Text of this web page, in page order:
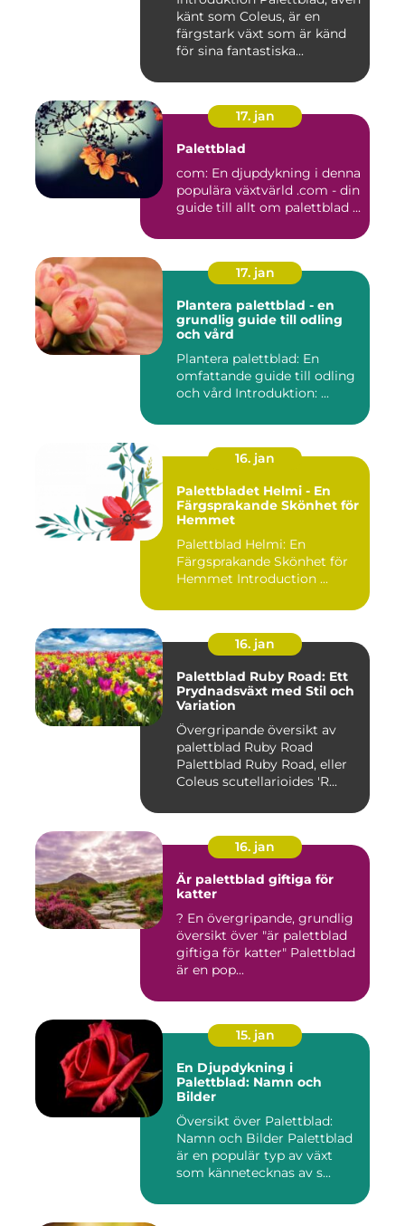
känt som Coleus, är en
färgstark växt som är känd
för sina fantastiska...
17. jan
Palettblad
com: En djupdykning i denna
populära växtvärld .com - din
guide till allt om palettblad ...
17. jan
Plantera palettblad - en
grundlig guide till odling
och vård
Plantera palettblad: En
omfattande guide till odling
och vård Introduktion: ...
16. jan
Palettbladet Helmi - En
Färgsprakande Skönhet för
Hemmet
Palettblad Helmi: En
Färgsprakande Skönhet för
Hemmet Introduction ...
16. jan
Palettblad Ruby Road: Ett
Prydnadsväxt med Stil och
Variation
Övergripande översikt av
palettblad Ruby Road
Palettblad Ruby Road, eller
Coleus scutellarioides 'R...
16. jan
Är palettblad giftiga för
katter
? En övergripande, grundlig
översikt över "är palettblad
giftiga för katter" Palettblad
är en pop...
15. jan
En Djupdykning i
Palettblad: Namn och
Bilder
Översikt över Palettblad:
Namn och Bilder Palettblad
är en populär typ av växt
som kännetecknas av s...